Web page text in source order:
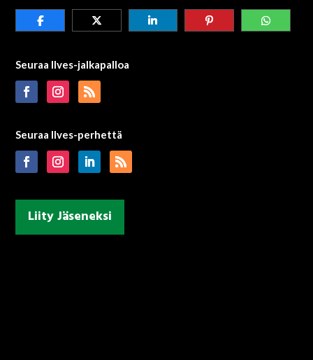
Seuraa Ilves-jalkapalloa
Seuraa Ilves-perhettä
Liity Jäseneksi